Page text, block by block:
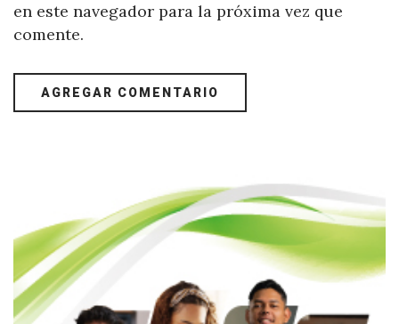
en este navegador para la próxima vez que
comente.